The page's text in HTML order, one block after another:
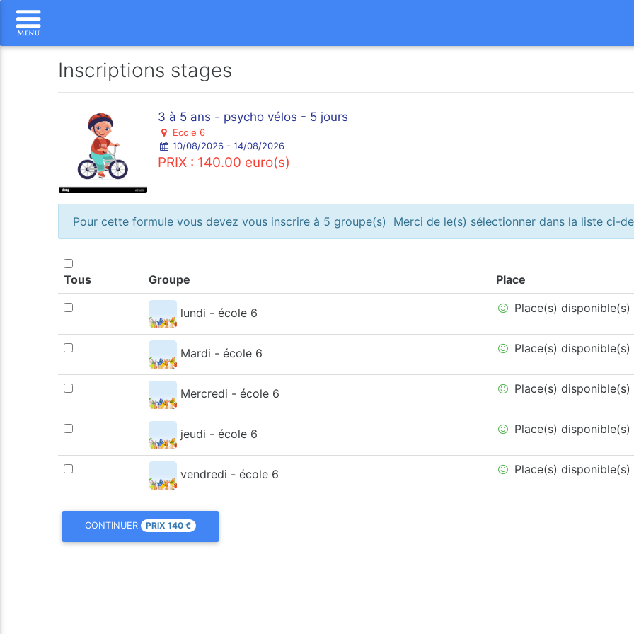
Inscriptions stages
3 à 5 ans - psycho vélos - 5 jours
Ecole 6
10/08/2026 - 14/08/2026
PRIX : 140.00 euro(s)
Pour cette formule vous devez vous inscrire à 5 groupe(s) Merci de le(s) sélectionner dans la liste ci-
Tous Groupe Place
lundi - école 6 Place(s) disponible(s)
Mardi - école 6 Place(s) disponible(s)
Mercredi - école 6 Place(s) disponible(s)
jeudi - école 6 Place(s) disponible(s)
vendredi - école 6 Place(s) disponible(s)
CONTINUER PRIX140€